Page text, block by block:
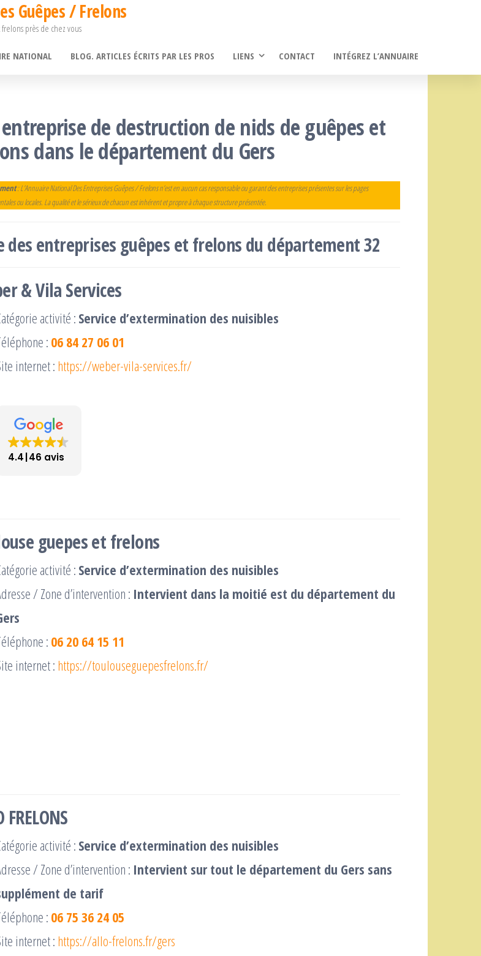
Guêpes / Frelons
près de chez vous
NATIONAL BLOG. ARTICLES ÉCRITS PAR LES PROS LIENS CONTACT INTÉGREZ L’ANNUAIRE
entreprise de destruction de nids de guêpes et
dans le département du Gers
: L’Annuaire National Des Entreprises Guêpes / Frelons n’est en aucun cas responsable ou garant des entreprises présentes sur les pages
ou locales. La qualité et le sérieux de chacun est inhérent et propre à chaque structure présentée.
des entreprises guêpes et frelons du département 32
& Vila Services
activité : Service d’extermination des nuisibles
:06 84 27 06 01
internet : https://weber-vila-services.fr/
4.4 46 avis
guepes et frelons
activité : Service d’extermination des nuisibles
/ Zone d’intervention : Intervient dans la moitié est du département du
:06 20 64 15 11
internet : https://toulouseguepesfrelons.fr/
FRELONS
activité : Service d’extermination des nuisibles
/ Zone d’intervention : Intervient sur tout le département du Gers sans
de tarif
:06 75 36 24 05
internet : https://allo-frelons.fr/gers